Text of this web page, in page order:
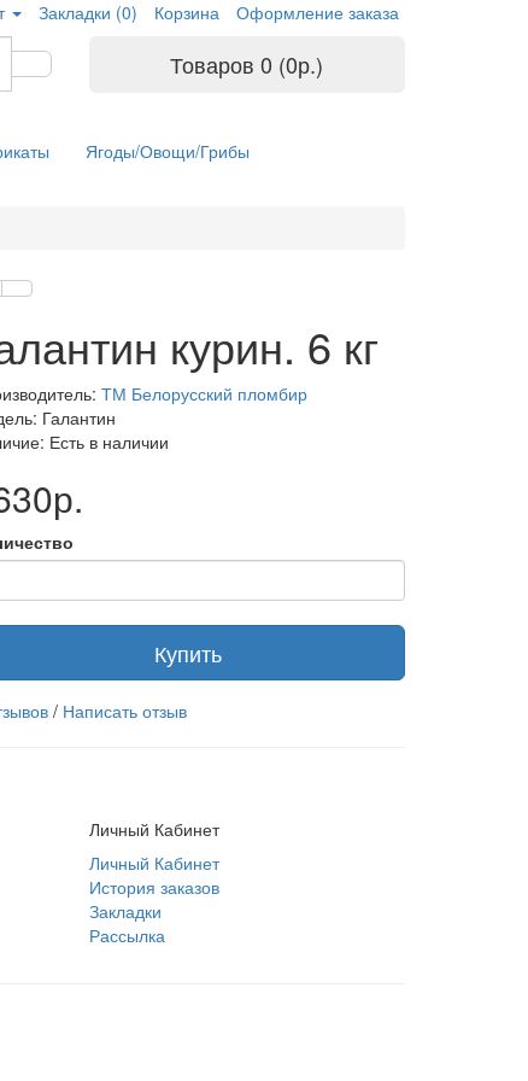
Закладки (0) Корзина Оформление заказа
Товаров 0 (0р.)
Ягоды/Овощи/Грибы
курин. 6 кг
ТМ Белорусский пломбир
Галантин
Есть в наличии
Купить
/ Написать отзыв
Личный Кабинет
Личный Кабинет
История заказов
Закладки
Рассылка